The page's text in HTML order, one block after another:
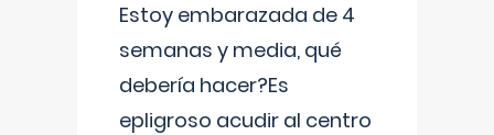
Estoy embarazada de 4
semanas y media, qué
debería hacer?Es
epligroso acudir al centro